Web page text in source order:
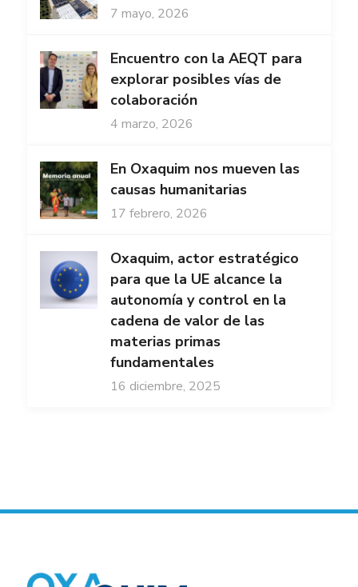
7 mayo, 2026
Encuentro con la AEQT para
explorar posibles vías de
colaboración
4 marzo, 2026
En Oxaquim nos mueven las
causas humanitarias
17 febrero, 2026
Oxaquim, actor estratégico
para que la UE alcance la
autonomía y control en la
cadena de valor de las
materias primas
fundamentales
16 diciembre, 2025